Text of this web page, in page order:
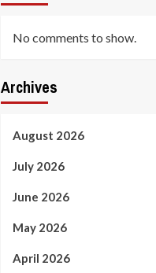
No comments to show.
Archives
August 2026
July 2026
June 2026
May 2026
April 2026